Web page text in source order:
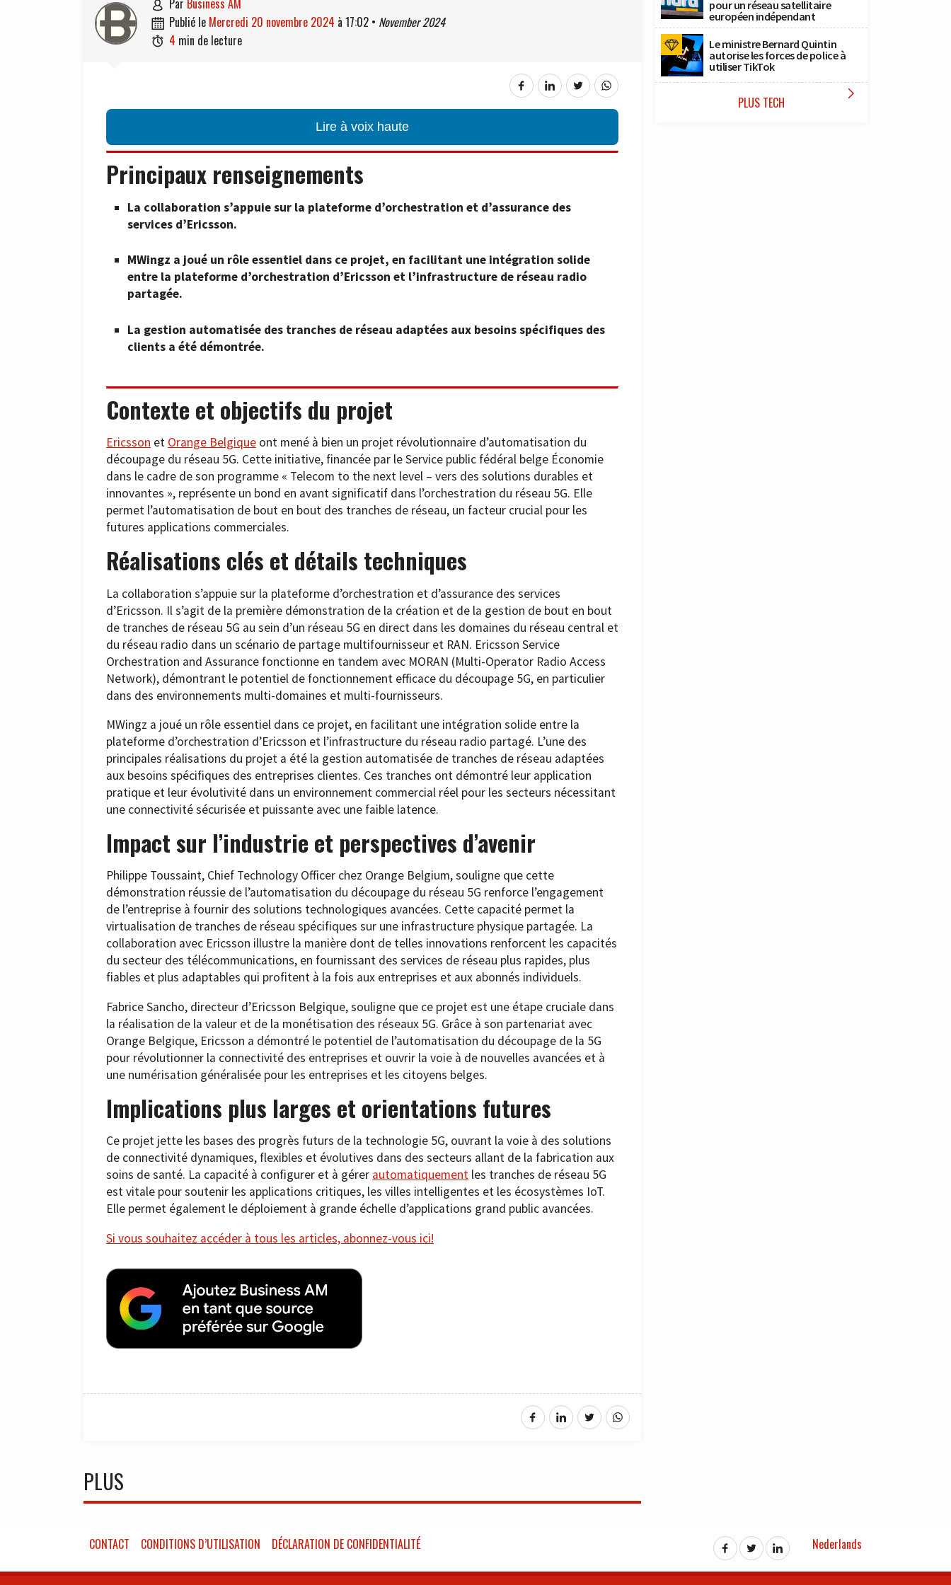
 par Business AM
 publié le mercredi 20 novembre 2024 à 17:02 • November 2024
 4 min de lecture
Lire à voix haute
Principaux renseignements
La collaboration s’appuie sur la plateforme d’orchestration et d’assurance des
services d’Ericsson.
MWingz a joué un rôle essentiel dans ce projet, en facilitant une intégration solide
entre la plateforme d’orchestration d’Ericsson et l’infrastructure de réseau radio
partagée.
La gestion automatisée des tranches de réseau adaptées aux besoins spécifiques des
clients a été démontrée.
Contexte et objectifs du projet
Ericsson et Orange Belgique ont mené à bien un projet révolutionnaire d’automatisation du
découpage du réseau 5G. Cette initiative, financée par le Service public fédéral belge Économie
dans le cadre de son programme « Telecom to the next level – vers des solutions durables et
innovantes », représente un bond en avant significatif dans l’orchestration du réseau 5G. Elle
permet l’automatisation de bout en bout des tranches de réseau, un facteur crucial pour les
futures applications commerciales.
Réalisations clés et détails techniques
La collaboration s’appuie sur la plateforme d’orchestration et d’assurance des services
d’Ericsson. Il s’agit de la première démonstration de la création et de la gestion de bout en bout
de tranches de réseau 5G au sein d’un réseau 5G en direct dans les domaines du réseau central et
du réseau radio dans un scénario de partage multifournisseur et RAN. Ericsson Service
Orchestration and Assurance fonctionne en tandem avec MORAN (Multi-Operator Radio Access
Network), démontrant le potentiel de fonctionnement efficace du découpage 5G, en particulier
dans des environnements multi-domaines et multi-fournisseurs.
MWingz a joué un rôle essentiel dans ce projet, en facilitant une intégration solide entre la
plateforme d’orchestration d’Ericsson et l’infrastructure du réseau radio partagé. L’une des
principales réalisations du projet a été la gestion automatisée de tranches de réseau adaptées
aux besoins spécifiques des entreprises clientes. Ces tranches ont démontré leur application
pratique et leur évolutivité dans un environnement commercial réel pour les secteurs nécessitant
une connectivité sécurisée et puissante avec une faible latence.
Impact sur l’industrie et perspectives d’avenir
Philippe Toussaint, Chief Technology Officer chez Orange Belgium, souligne que cette
démonstration réussie de l’automatisation du découpage du réseau 5G renforce l’engagement
de l’entreprise à fournir des solutions technologiques avancées. Cette capacité permet la
virtualisation de tranches de réseau spécifiques sur une infrastructure physique partagée. La
collaboration avec Ericsson illustre la manière dont de telles innovations renforcent les capacités
du secteur des télécommunications, en fournissant des services de réseau plus rapides, plus
fiables et plus adaptables qui profitent à la fois aux entreprises et aux abonnés individuels.
Fabrice Sancho, directeur d’Ericsson Belgique, souligne que ce projet est une étape cruciale dans
la réalisation de la valeur et de la monétisation des réseaux 5G. Grâce à son partenariat avec
Orange Belgique, Ericsson a démontré le potentiel de l’automatisation du découpage de la 5G
pour révolutionner la connectivité des entreprises et ouvrir la voie à de nouvelles avancées et à
une numérisation généralisée pour les entreprises et les citoyens belges.
Implications plus larges et orientations futures
Ce projet jette les bases des progrès futurs de la technologie 5G, ouvrant la voie à des solutions
de connectivité dynamiques, flexibles et évolutives dans des secteurs allant de la fabrication aux
soins de santé. La capacité à configurer et à gérer automatiquement les tranches de réseau 5G
est vitale pour soutenir les applications critiques, les villes intelligentes et les écosystèmes IoT.
Elle permet également le déploiement à grande échelle d’applications grand public avancées.
Si vous souhaitez accéder à tous les articles, abonnez-vous ici!
PLUS
pour un réseau satellitaire
européen indépendant
Le ministre Bernard Quintin
autorise les forces de police à
utiliser TikTok
PLUS TECH 
CONTACT CONDITIONS D’UTILISATION DÉCLARATION DE CONFIDENTIALITÉ Nederlands